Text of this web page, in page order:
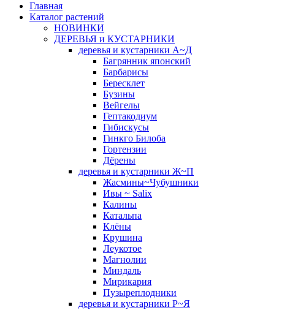
Главная
Каталог растений
НОВИНКИ
ДЕРЕВЬЯ и КУСТАРНИКИ
деревья и кустарники А~Д
Багрянник японский
Барбарисы
Бересклет
Бузины
Вейгелы
Гептакодиум
Гибискусы
Гинкго Билоба
Гортензии
Дёрены
деревья и кустарники Ж~П
Жасмины~Чубушники
Ивы ~ Salix
Калины
Катальпа
Клёны
Крушина
Леукотое
Магнолии
Миндаль
Мирикария
Пузыреплодники
деревья и кустарники Р~Я